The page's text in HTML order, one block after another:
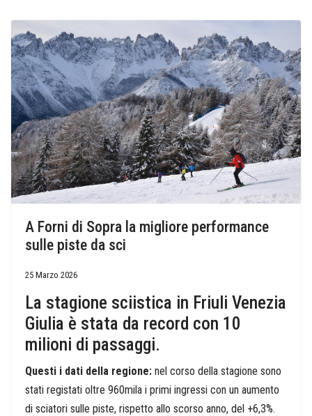
A Forni di Sopra la migliore performance
sulle piste da sci
25 Marzo 2026
La stagione sciistica in Friuli Venezia
Giulia è stata da record con 10
milioni di passaggi.
Questi i dati della regione: nel corso della stagione sono
stati registati oltre 960mila i primi ingressi con un aumento
di sciatori sulle piste, rispetto allo scorso anno, del +6,3%.